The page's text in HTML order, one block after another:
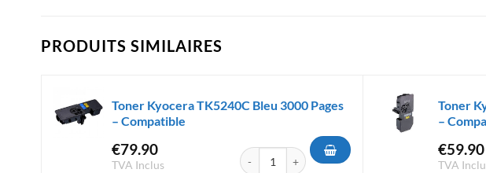
PRODUITS SIMILAIRES
Toner Kyocera TK5240C Bleu 3000 Pages
– Compatible
€79.90
TVA Inclus
quantité de Toner Kyocera TK5240C Bleu 3000
Toner
–
€59.90
TVA